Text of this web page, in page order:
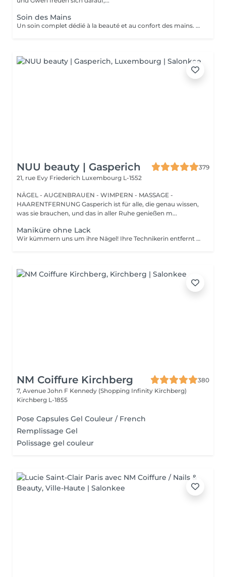
Soin des Mains
Un soin complet dédié à la beauté et au confort des mains. Le soin débute par une exfoliation douce afin d'affiner le grain de peau et révéler son éclat naturel. Les mains sont ensuite enveloppées dans un masque hydratant et nourrissant pour une action en profondeur. Pendant ce temps, les ongles sont soigneusement travaillés afin de leur redonner une forme nette et harmonieuse. Le soin se termine par un massage relaxant des mains, procurant une sensation immédiate de confort et de détente. Les mains sont plus douces, la peau nourrie et les ongles parfaitement soignés. Le vernis classique n'est pas proposé à l'institut. Si vous le souhaitez, nous pouvons toutefois réaliser la pose avec votre propre vernis en sélectionnant l'option correspondante.
NUU beauty | Gasperich
379
21, rue Evy Friederich Luxembourg L-1552
NÄGEL - AUGENBRAUEN - WIMPERN - MASSAGE -
HAARENTFERNUNG Gasperich ist für alle, die genau wissen,
was sie brauchen, und das in aller Ruhe genießen m...
Maniküre ohne Lack
Wir kümmern uns um ihre Nägel! Ihre Technikerin entfernt sanft abgestorbene hautzellen, feilt und formt ihre Nägel und poliert die oberfläche für ein glattes, natürliches finish. Unsere meister bieten kantige, hardware- oder kombinierte manicures an, je nach ihren wünschen. Wie wird eine manicure ohne nagellack durchgeführt? - raue haut wird sanft entfernt - die form der nagelplatte wird behutsam korrigiert - die Nagelhaut und seitlichen ränder werden sorgfältig bearbeitet - Nagelhautöl und handcreme werden aufgetragen, um zu pflegen und zu hydratisieren Altersbeschränkung: empfohlen ab 14 Jahren. Nachbehandlungsempfehlungen: es sind keine speziellen Nachbehandlungen erforderlich. Häufigkeit: alle 3 Wochen.
NM Coiffure Kirchberg
380
7, Avenue John F Kennedy (Shopping Infinity Kirchberg)
Kirchberg L-1855
Pose Capsules Gel Couleur / French
Remplissage Gel
Polissage gel couleur